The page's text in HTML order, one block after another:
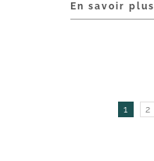
En savoir plus
1 2